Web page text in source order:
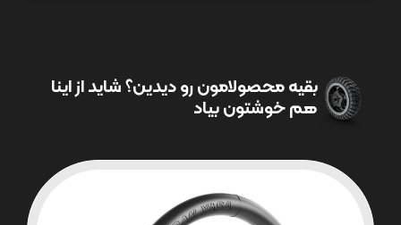
بقیه محصولامون رو دیدین؟ شاید از اینا
هم خوشتون بیاد